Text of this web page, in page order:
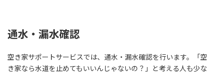
通水・漏水確認
空き家サポートサービスでは、通水・漏水確認を行います。「空
き家なら水道を止めてもいいんじゃないの？」と考える人も少な